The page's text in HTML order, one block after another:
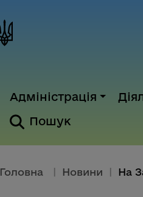
Адміністрація
Пошук
Головна Новини